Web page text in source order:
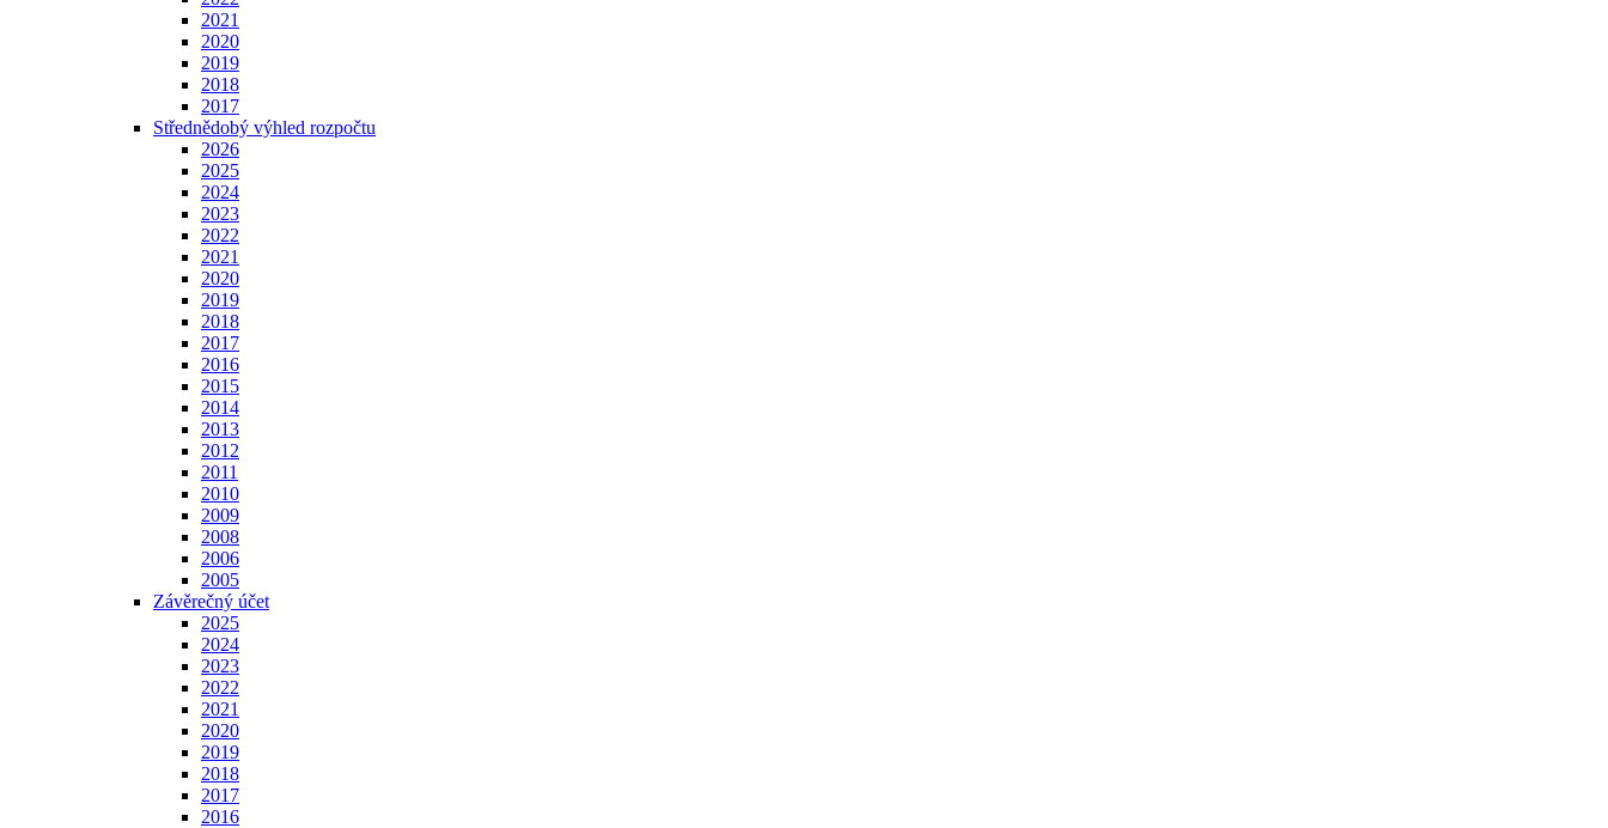
2021
2020
2019
2018
2017
Střednědobý výhled rozpočtu
2026
2025
2024
2023
2022
2021
2020
2019
2018
2017
2016
2015
2014
2013
2012
2011
2010
2009
2008
2006
2005
Závěrečný účet
2025
2024
2023
2022
2021
2020
2019
2018
2017
2016